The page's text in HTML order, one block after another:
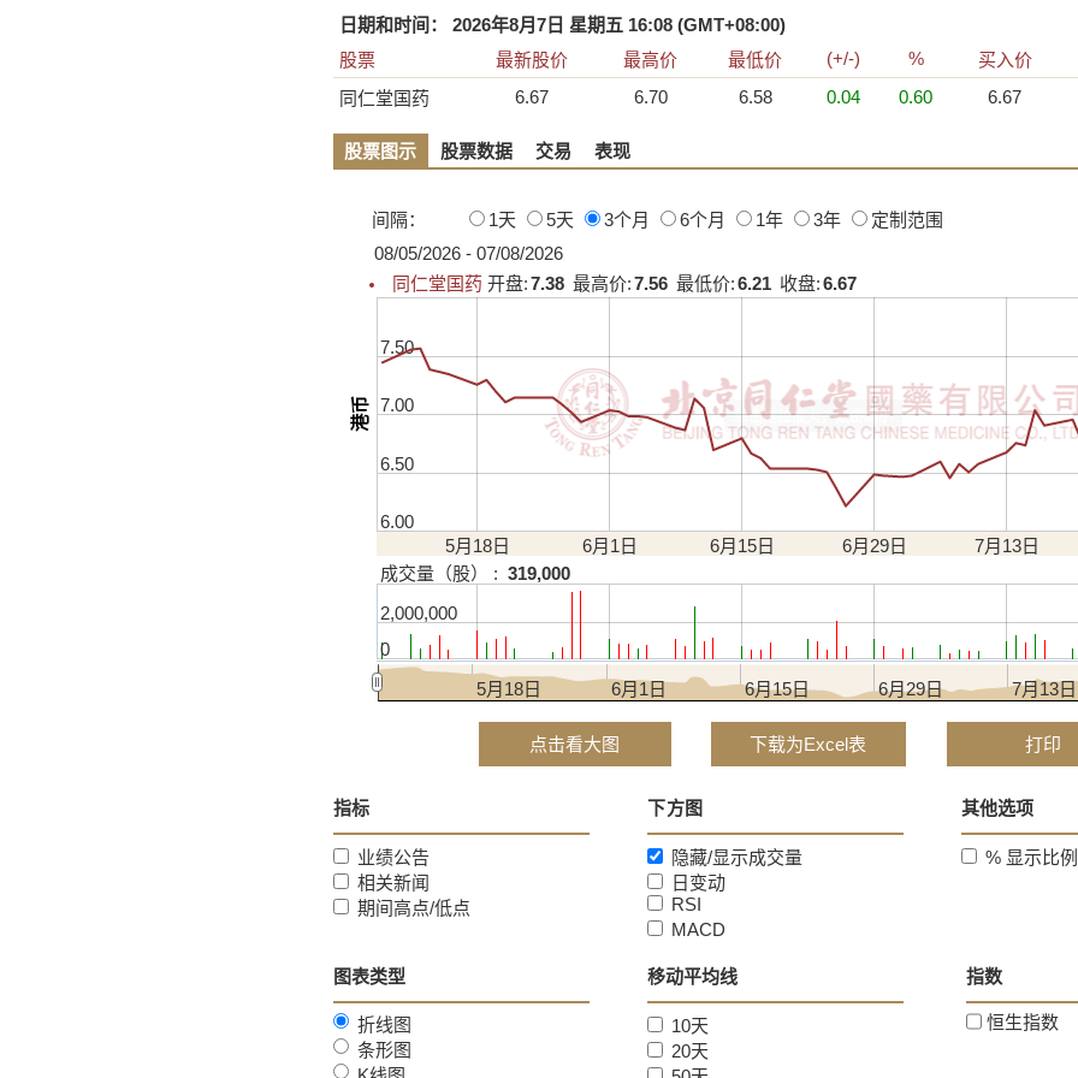
日期和时间：
2026年8月7日 星期五 16:08 (GMT+08:00)
股票
最新股价 最高价 最低价 (+/-) % 买入价
同仁堂国药
6.67 6.70 6.58 increase of 0.04
0.04 increase of 0.60
0.60 6.67
股票图示 股票数据 交易 表现
间隔： 1天 5天 3个月 6个月 1年 3年
定制范围
08/05/2026 - 07/08/2026
同仁堂国药 开盘:7.38 最高价:7.56 最低价:6.21 收盘:6.67
港币
6.00
6.50
7.00
7.50
成交量（股） : 319,000
5月18日 6月1日 6月15日 6月29日 7月13日
5月18日 6月1日 6月15日 6月29日 7月13日
0
2,000,000
点击看大图 opens in a new window
点击看大图 下载为Excel表 打印
指标
业绩公告
相关新闻
期间高点/低点
下方图
隐藏/显示成交量
日变动
RSI
MACD
其他选项
% 显示比例
图表类型
折线图
条形图
移动平均线
10天
20天
指数
恒生指数